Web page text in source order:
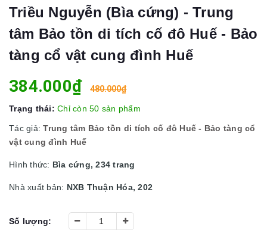
Triều Nguyễn (Bìa cứng) - Trung
tâm Bảo tồn di tích cố đô Huế - Bảo
tàng cổ vật cung đình Huế
384.000₫ 480.000₫
Trạng thái: Chỉ còn 50 sản phẩm
Tác giả:Trung tâm Bảo tồn di tích cố đô Huế - Bảo tàng cổ
vật cung đình Huế
Hình thức: Bìa cứng, 234 trang
Nhà xuất bản: NXB Thuận Hóa, 202
Số lượng: